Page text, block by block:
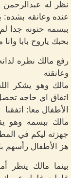
نظر له
عنده وعانقه بشده:
ببسمه حنونه جدا
بحبك ياروح بابا
رفع مالك نظره
وعانقته
مالك وهو يشكر
اتفاق اي حاجه
الأطفال معا: اتفقنا
مالك ببسمه وهو
جهزته ليكم في
هز الأطفال رأسهم
بينما مالك ينظر